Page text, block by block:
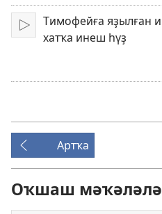
Уйнатыу
Тимофейға яҙылған
хатҡа инеш һүҙ
Артҡа
Оҡшаш